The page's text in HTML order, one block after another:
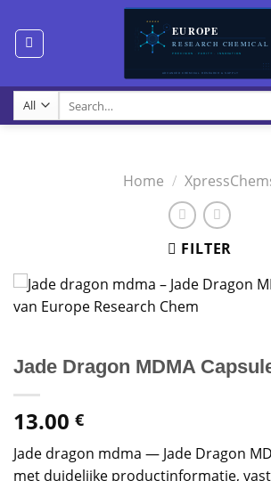
content
for:
Home /
FILTER
Jade Dragon MDMA
13.00 €
Jade dragon mdma — Jade Dragon
met duidelijke productinformatie,